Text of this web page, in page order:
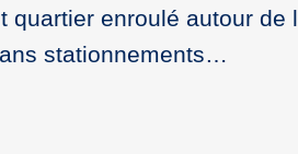
quartier enroulé autour
stationnements…